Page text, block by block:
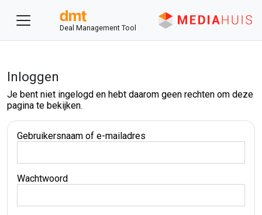
Deal Management Tool
Inloggen
Je bent niet ingelogd en hebt daarom geen rechten om deze
pagina te bekijken.
Gebruikersnaam of e-mailadres
Wachtwoord